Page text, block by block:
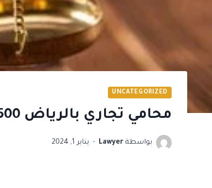
UNCATEGORIZED
محامي تجاري بالرياض 0541500500
بواسطة Lawyer يناير 1, 2024